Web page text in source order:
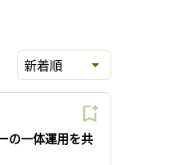
新着順
の一体運用を共